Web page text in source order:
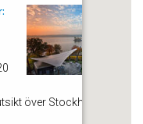
över Stockholms